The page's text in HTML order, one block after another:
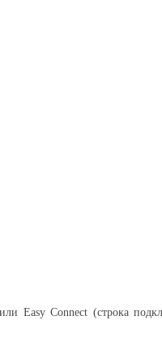
Easy Connect (строка